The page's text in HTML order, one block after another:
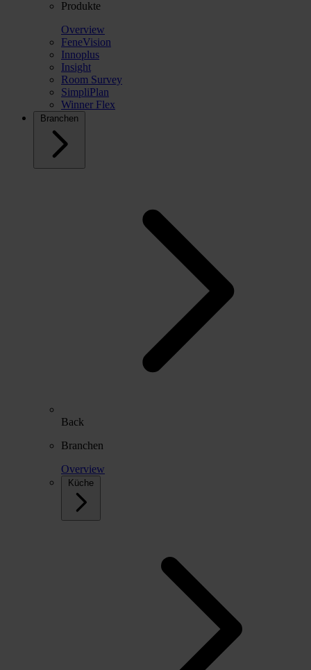
Produkte
Overview
FeneVision
Innoplus
Insight
Room Survey
SimpliPlan
Winner Flex
Branchen
Back
Branchen
Overview
Küche